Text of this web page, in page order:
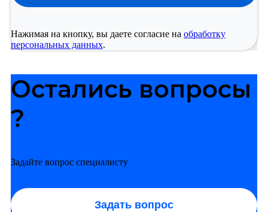
Нажимая на кнопку, вы даете согласие на обработку
персональных данных.
Остались вопросы
?
Задайте вопрос специалисту
Задать вопрос